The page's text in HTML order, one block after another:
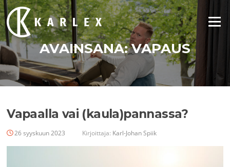
Siirry
suoraan
sisältöön
Valikko
AVAINSANA:VAPAUS
Vapaalla vai (kaula)pannassa?
26 syyskuun 2023 Kirjoittaja: Karl-Johan Spiik